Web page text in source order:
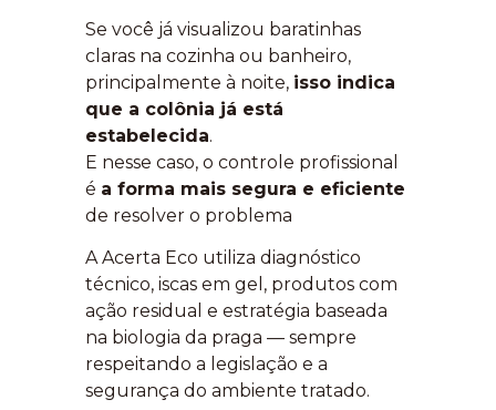
Se você já visualizou baratinhas
claras na cozinha ou banheiro,
principalmente à noite, isso indica
que a colônia já está
estabelecida.
E nesse caso, o controle profissional
é a forma mais segura e eficiente
de resolver o problema
A Acerta Eco utiliza diagnóstico
técnico, iscas em gel, produtos com
ação residual e estratégia baseada
na biologia da praga — sempre
respeitando a legislação e a
segurança do ambiente tratado.